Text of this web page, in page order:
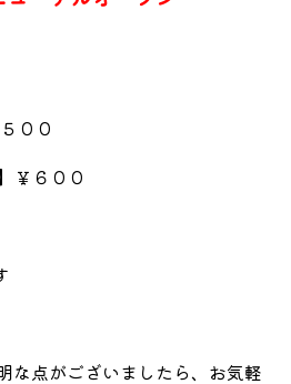
００
￥６００
な点がございましたら、お気軽